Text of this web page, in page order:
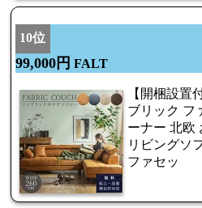
10位
99,000円 FALT
【開梱設置
ブリック フ
ーナー 北欧
リビングソ
ファセッ